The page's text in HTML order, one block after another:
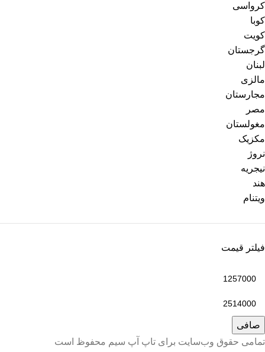
کرواسی
کوبا
کویت
گرجستان
لبنان
مالزی
مجارستان
مصر
مغولستان
مکزیک
نروژ
نیجریه
هند
ویتنام
فیلتر قیمت
صافی
تمامی حقوق وب‌سایت برای تاپ آپ سیم محفوظ است